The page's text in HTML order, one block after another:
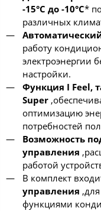
-15°С до -10°С*
различных
работу
электроэнергии
настройки.
Функция I Feel,
Super
оптимизацию
потребностей
Возможность
управления
работой
В комплект
управления
функциями